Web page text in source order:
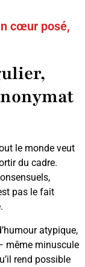
cœur posé,
le monde veut
du cadre.
pas le fait
atypique,
même minuscule
rend possible